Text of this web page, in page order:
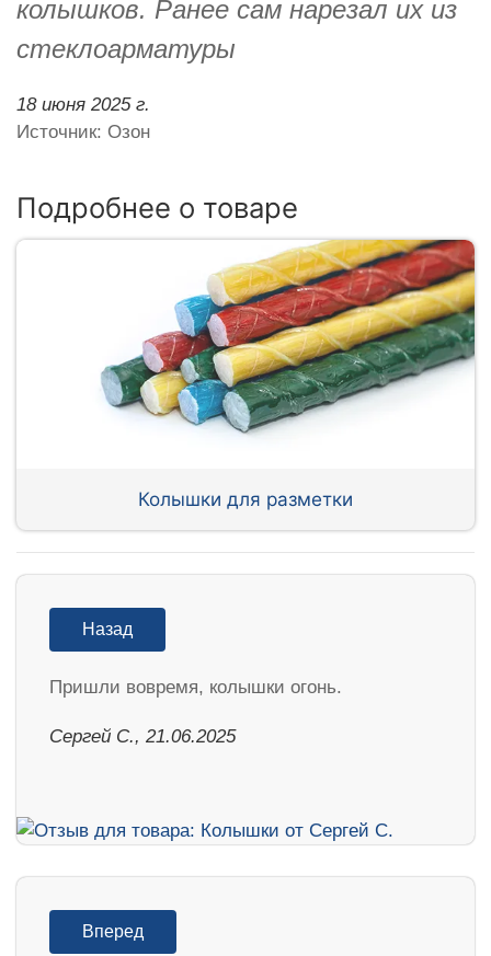
колышков. Ранее сам нарезал их из
стеклоарматуры
18 июня 2025 г.
Источник: Озон
Подробнее о товаре
Колышки для разметки
Назад
Пришли вовремя, колышки огонь.
Сергей С., 21.06.2025
Вперед